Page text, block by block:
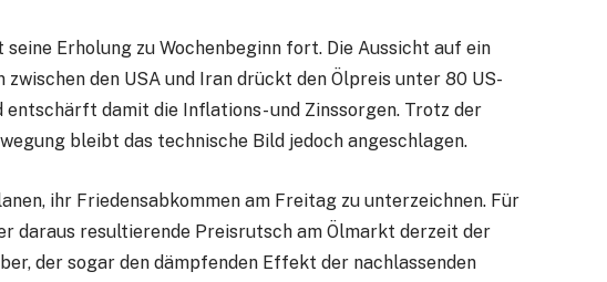
seine Erholung zu Wochenbeginn fort. Die Aussicht auf ein
zwischen den USA und Iran drückt den Ölpreis unter 80 US-
entschärft damit die Inflations- und Zinssorgen. Trotz der
bleibt das technische Bild jedoch angeschlagen.
ihr Friedensabkommen am Freitag zu unterzeichnen. Für
daraus resultierende Preisrutsch am Ölmarkt derzeit der
der sogar den dämpfenden Effekt der nachlassenden